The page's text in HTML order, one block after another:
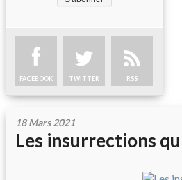
FACEBOOK TWITTER RSS
18 Mars 2021
Les insurrections